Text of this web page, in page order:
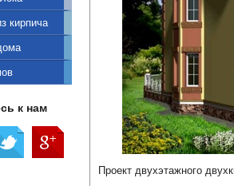
кирпича
к нам
Проект двухэтажного